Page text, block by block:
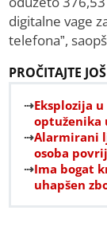
digitalne vage
telefona”,
PROČITAJTE JOŠ
Eksplozija
optuženika
Alarmirani
osoba
Ima bogat
uhapšen